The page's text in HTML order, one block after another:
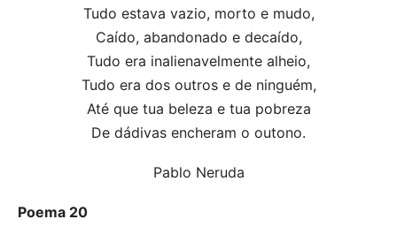
Tudo estava vazio, morto e mudo,
Caído, abandonado e decaído,
Tudo era inalienavelmente alheio,
Tudo era dos outros e de ninguém,
Até que tua beleza e tua pobreza
De dádivas encheram o outono.
Pablo Neruda
Poema 20